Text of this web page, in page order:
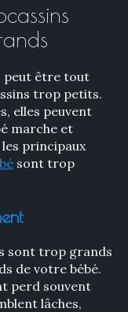
peut être tout
trop petits.
elles peuvent
marche et
principaux
sont trop
sont trop grands
de votre bébé.
perd souvent
lâches,
×